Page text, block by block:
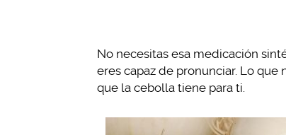
No necesitas esa medicación
eres capaz de pronunciar. Lo
que la cebolla tiene para ti.